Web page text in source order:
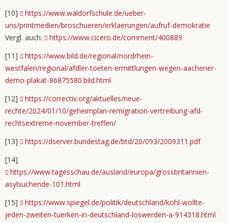
[10]
https://www.waldorfschule.de/ueber-
uns/printmedien/broschueren/erklaerungen/aufruf-demokratie
Vergl. auch:
https://www.cicero.de/comment/400889
[11]
https://www.bild.de/regional/nordrhein-
westfalen/regional/afdler-toeten-ermittlungen-wegen-aachener-
demo-plakat-86875580.bild.html
[12]
https://correctiv.org/aktuelles/neue-
rechte/2024/01/10/geheimplan-remigration-vertreibung-afd-
rechtsextreme-november-treffen/
[13]
https://dserver.bundestag.de/btd/20/093/2009311.pdf
[14]
https://www.tagesschau.de/ausland/europa/grossbritannien-
asylsuchende-101.html
[15]
https://www.spiegel.de/politik/deutschland/kohl-wollte-
jeden-zweiten-tuerken-in-deutschland-loswerden-a-914318.html